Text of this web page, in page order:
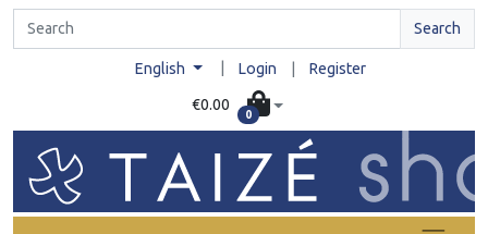
Search
English Login Register
€0.00
0